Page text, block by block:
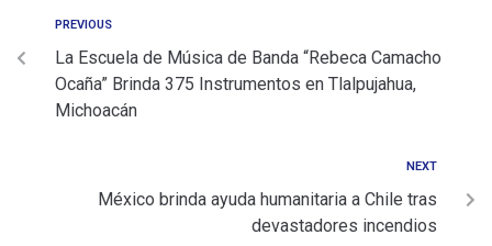
PREVIOUS
La Escuela de Música de Banda “Rebeca Camacho
Ocaña” Brinda 375 Instrumentos en Tlalpujahua,
Michoacán
NEXT
México brinda ayuda humanitaria a Chile tras
devastadores incendios